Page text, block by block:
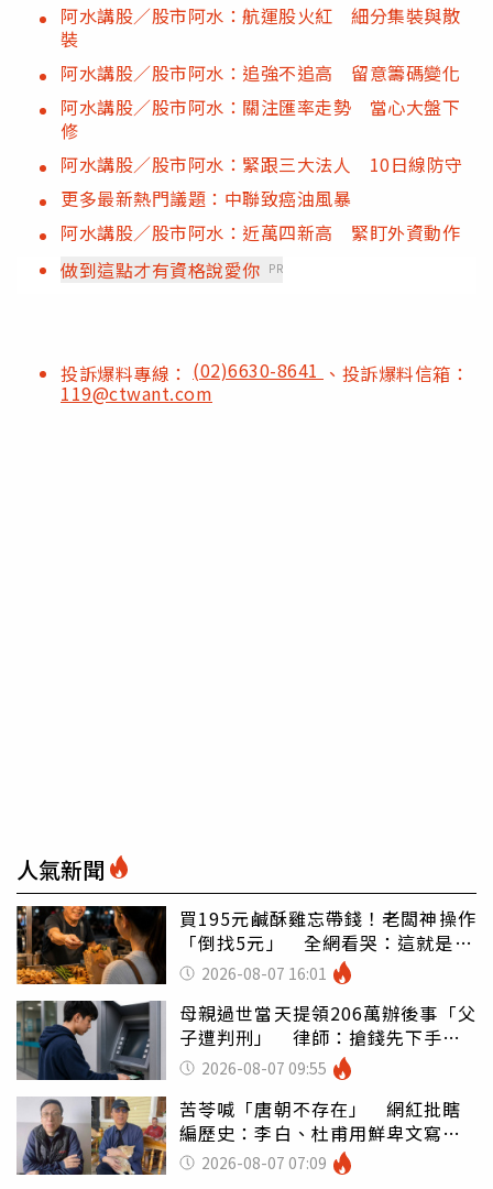
阿水講股／股市阿水：航運股火紅 細分集裝與散
裝
阿水講股／股市阿水：追強不追高 留意籌碼變化
阿水講股／股市阿水：關注匯率走勢 當心大盤下
修
阿水講股／股市阿水：緊跟三大法人 10日線防守
更多最新熱門議題：中聯致癌油風暴
阿水講股／股市阿水：近萬四新高 緊盯外資動作
做到這點才有資格說愛你 PR
投訴爆料專線： (02)6630-8641 、投訴爆料信箱：
119@ctwant.com
人氣新聞
買195元鹹酥雞忘帶錢！老闆神操作
「倒找5元」 全網看哭：這就是台
灣 2026-08-07 16:01
母親過世當天提領206萬辦後事「父
子遭判刑」 律師：搶錢先下手是
罪 2026-08-07 09:55
苦苓喊「唐朝不存在」 網紅批瞎
編歷史：李白、杜甫用鮮卑文寫
詩？2026-08-07 07:09